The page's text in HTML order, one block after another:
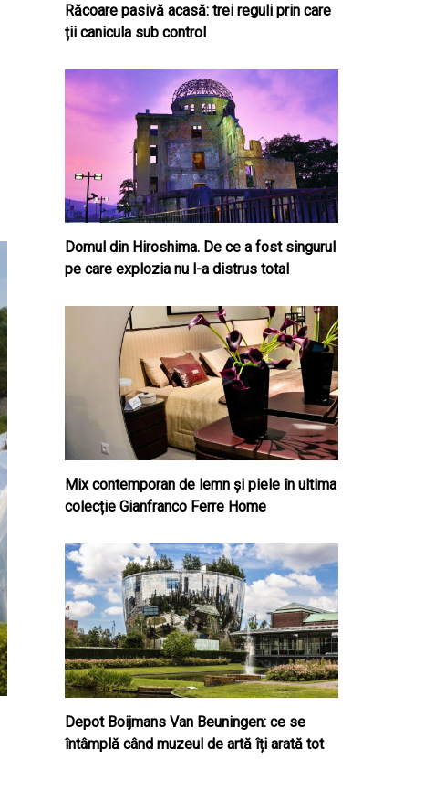
Răcoare pasivă acasă: trei reguli prin care
ții canicula sub control
Domul din Hiroshima. De ce a fost singurul
pe care explozia nu l-a distrus total
Mix contemporan de lemn şi piele în ultima
colecție Gianfranco Ferre Home
Depot Boijmans Van Beuningen: ce se
întâmplă când muzeul de artă îți arată tot